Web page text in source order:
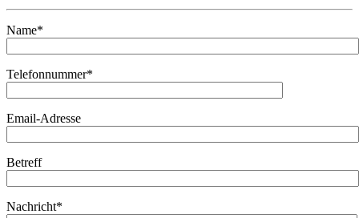
Name*
Telefonnummer*
Email-Adresse
Betreff
Nachricht*